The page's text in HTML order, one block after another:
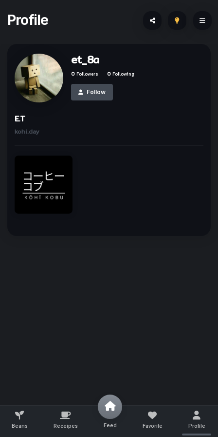
Beans Receipes Feed Favorite Profile
Profile
et_8a
0 Followers 0 Following
Follow
E.T
kohi.day